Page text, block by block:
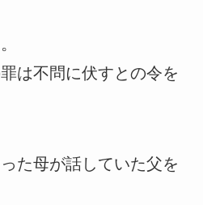
は不問に伏すとの令を
た母が話していた父を